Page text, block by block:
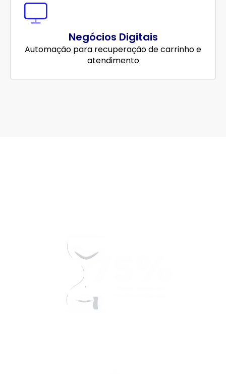
Negócios Digitais
Automação para recuperação de carrinho e
atendimento